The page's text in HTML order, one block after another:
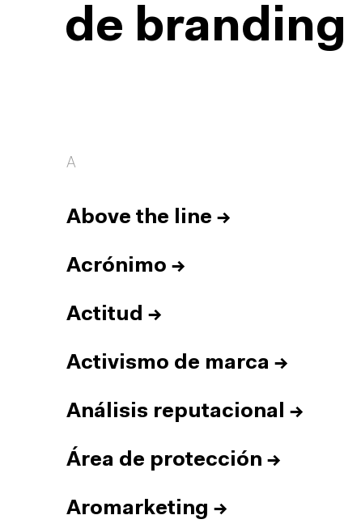
de branding
A
Above the line →
Acrónimo →
Actitud →
Activismo de marca →
Análisis reputacional →
Área de protección →
Aromarketing →